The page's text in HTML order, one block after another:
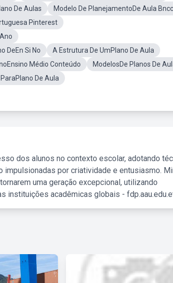
De Aulas
Modelo De PlanejamentoDe Aula Bncc
Pinterest
DeEn Si No
A Estrutura De UmPlano De Aula
Médio Conteúdo
ModelosDe Planos De
De Aula
dos alunos no contexto escolar, adotando
por criatividade e entusiasmo.
uma geração excepcional, utilizando
instituições acadêmicas globais -